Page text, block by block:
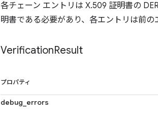
各チェーン エントリは X.509 証明書の
明書である必要があり、各エントリは前の
VerificationResult
プロパティ
debug_errors